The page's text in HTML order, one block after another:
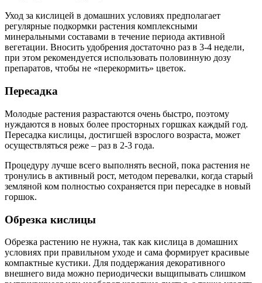
Уход за кислицей в домашних условиях предполагает
регулярные подкормки растения комплексными
минеральными составами в течение периода активной
вегетации. Вносить удобрения достаточно раз в 3-4 недели,
при этом рекомендуется использовать половинную дозу
препаратов, чтобы не «перекормить» цветок.
Пересадка
Молодые растения разрастаются очень быстро, поэтому
нуждаются в новых более просторных горшках каждый год.
Пересадка кислицы, достигшей взрослого возраста, может
осуществляться реже – раз в 2-3 года.
Процедуру лучше всего выполнять весной, пока растения не
тронулись в активный рост, методом перевалки, когда старый
земляной ком полностью сохраняется при пересадке в новый
горшок.
Обрезка кислицы
Обрезка растению не нужна, так как кислица в домашних
условиях при правильном уходе и сама формирует красивые
компактные кустики. Для поддержания декоративного
внешнего вида можно периодически выщипывать слишком